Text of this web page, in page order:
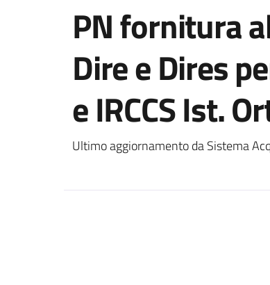
PN fornitura
Dire e Dires
e IRCCS Ist.
Ultimo aggiornamento da Sistema